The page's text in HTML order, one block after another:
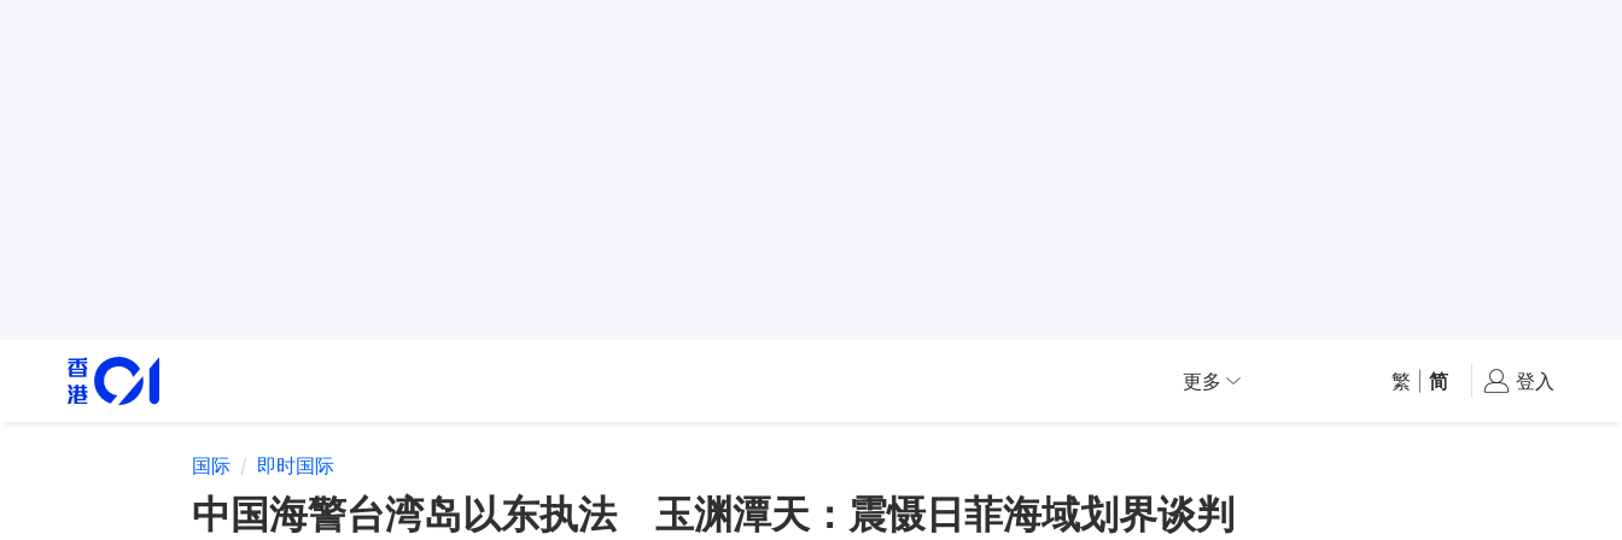
更多 繁 简 登入
国际 即时国际
中国海警台湾岛以东执法 玉渊潭天：震慑日菲海域划界谈判